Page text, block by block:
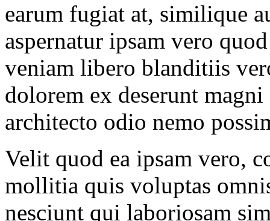
earum fugiat at, similique
aspernatur ipsam vero
veniam libero blanditiis
dolorem ex deserunt
architecto odio nemo
Velit quod ea ipsam vero,
mollitia quis voluptas
nesciunt qui laboriosam